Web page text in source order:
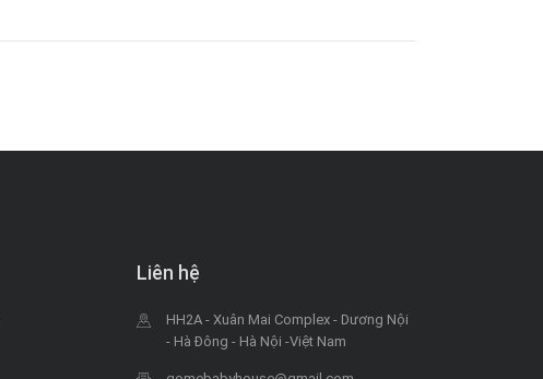
Liên hệ
HH2A - Xuân Mai Complex - Dương Nội
- Hà Đông - Hà Nội -Việt Nam